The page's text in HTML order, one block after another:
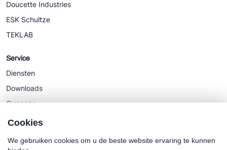
Doucette Industries
ESK Schultze
TEKLAB
Service
Diensten
Downloads
Over ons
Nieuws
Cookies
We gebruiken cookies om u de beste website ervaring te kunnen